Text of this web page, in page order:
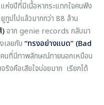
งปีที่มีเนื้อหากระแทกใจคนฟัง
ทูปไปแล้วมากกว่า 88 ล้าน
)จาก genie records กลับมา
ลยกับ “ทรงอย่างแบด” (Bad
นที่มีภาพลักษณ์ภายนอกเหมือน
ริงคือเสียใจบ่อยมาก เรียกได้